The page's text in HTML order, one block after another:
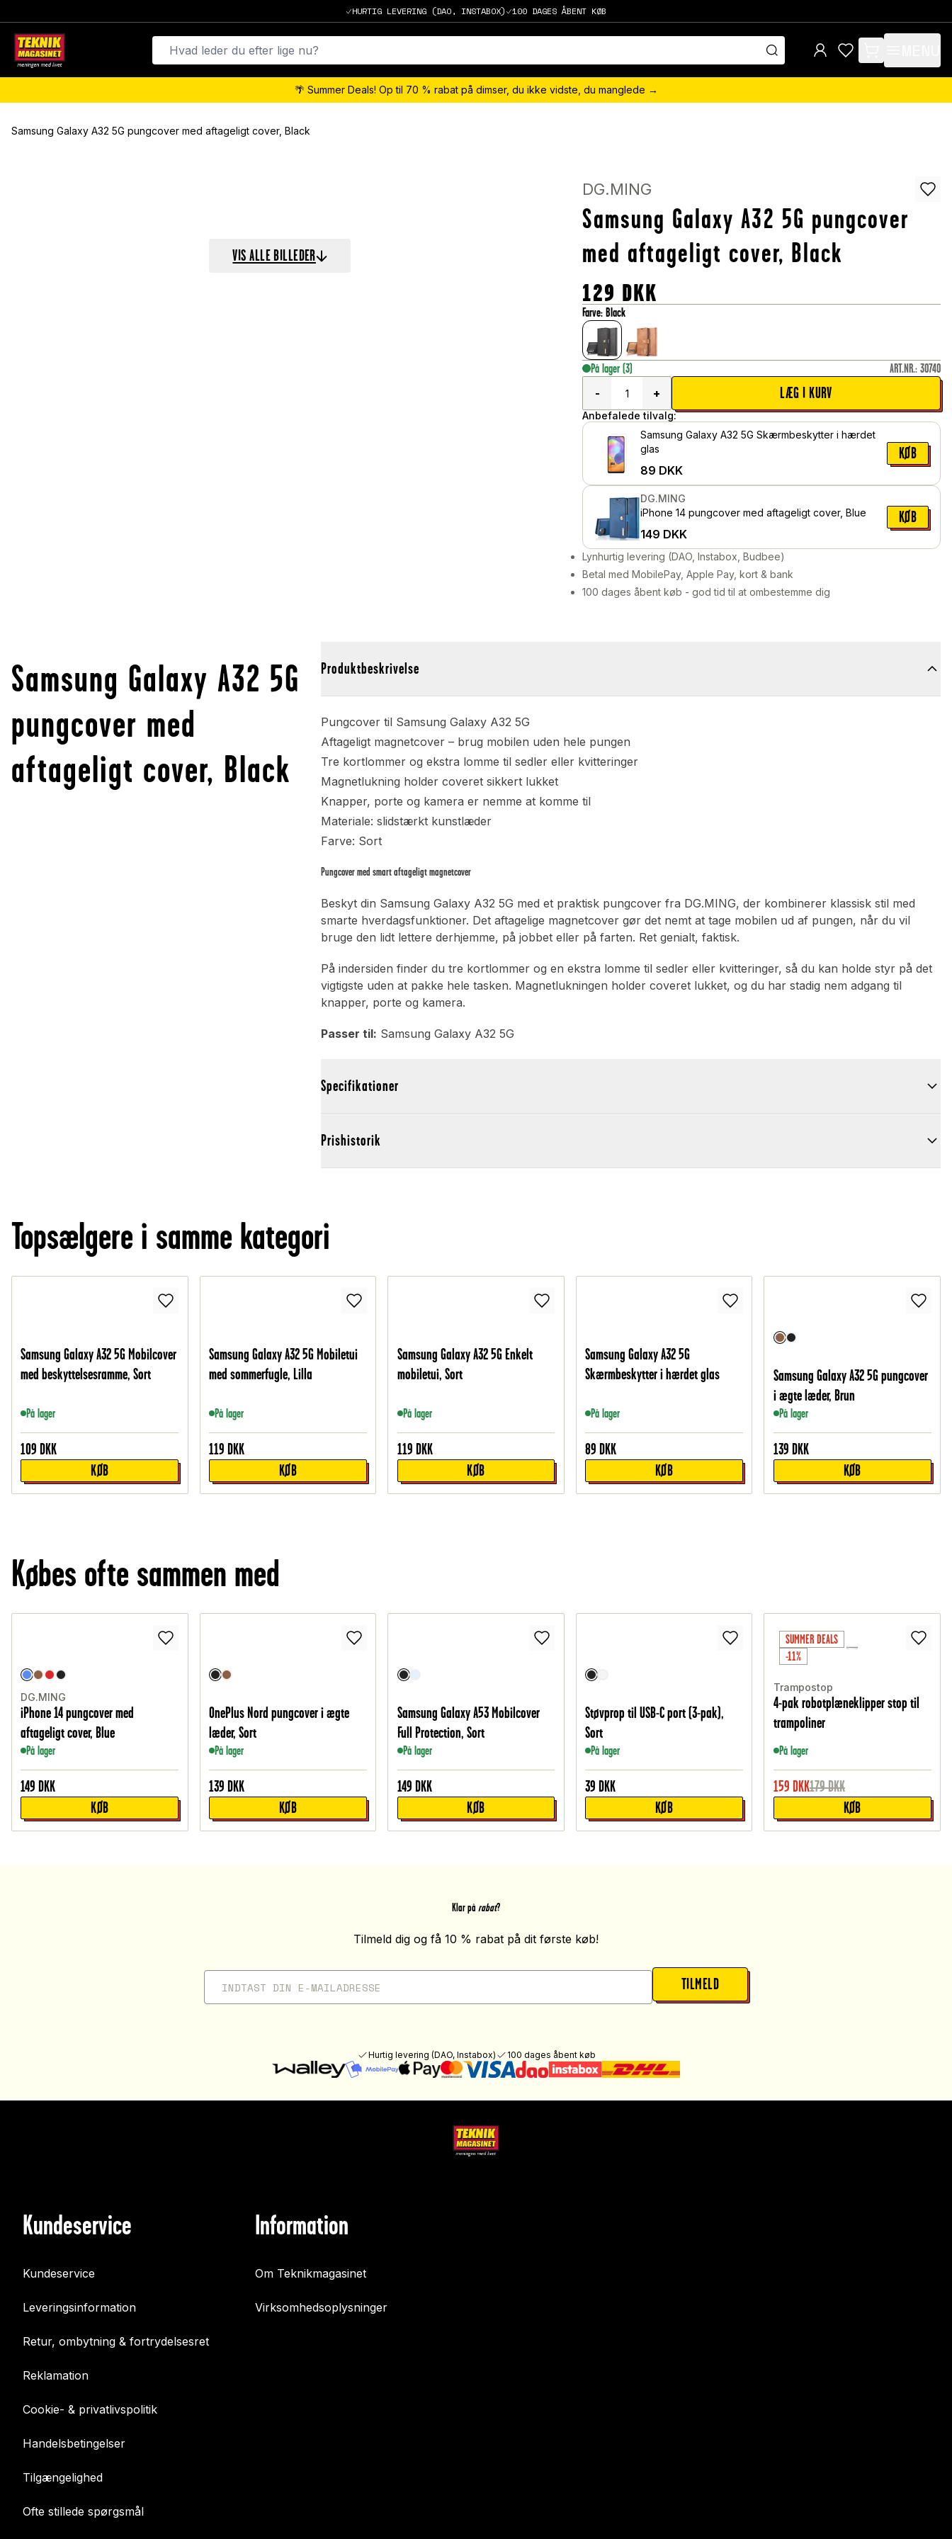
HURTIG LEVERING (DAO, INSTABOX) 100 DAGES ÅBENT KØB
items in cart, view
🌴 Summer Deals! Op til 70 % rabat på dimser, du ikke vidste, du manglede →
Samsung Galaxy A32 5G pungcover med aftageligt cover, Black
VIS ALLE BILLEDER
DG.MING
Samsung Galaxy A32 5G pungcover
med aftageligt cover, Black
129 DKK
Farve: Black
På lager (3) ART.NR.: 30740
-
+ LÆG I KURV
Anbefalede tilvalg:
Samsung Galaxy A32 5G Skærmbeskytter i hærdet
glas
89 DKK
KØB
DG.MING
iPhone 14 pungcover med aftageligt cover, Blue
149 DKK
KØB
Lynhurtig levering (DAO, Instabox, Budbee)
Betal med MobilePay, Apple Pay, kort & bank
100 dages åbent køb - god tid til at ombestemme dig
Samsung Galaxy A32 5G
pungcover med
aftageligt cover, Black
Produktbeskrivelse
Pungcover til Samsung Galaxy A32 5G
Aftageligt magnetcover – brug mobilen uden hele pungen
Tre kortlommer og ekstra lomme til sedler eller kvitteringer
Magnetlukning holder coveret sikkert lukket
Knapper, porte og kamera er nemme at komme til
Materiale: slidstærkt kunstlæder
Farve: Sort
Pungcover med smart aftageligt magnetcover
Beskyt din Samsung Galaxy A32 5G med et praktisk pungcover fra DG.MING, der kombinerer klassisk stil med
smarte hverdagsfunktioner. Det aftagelige magnetcover gør det nemt at tage mobilen ud af pungen, når du vil
bruge den lidt lettere derhjemme, på jobbet eller på farten. Ret genialt, faktisk.
På indersiden finder du tre kortlommer og en ekstra lomme til sedler eller kvitteringer, så du kan holde styr på det
vigtigste uden at pakke hele tasken. Magnetlukningen holder coveret lukket, og du har stadig nem adgang til
knapper, porte og kamera.
Passer til: Samsung Galaxy A32 5G
Specifikationer
Prishistorik
Topsælgere i samme kategori
Samsung Galaxy A32 5G Mobilcover
med beskyttelsesramme, Sort
På lager
109 DKK
KØB
Samsung Galaxy A32 5G Mobiletui
med sommerfugle, Lilla
På lager
119 DKK
KØB
Samsung Galaxy A32 5G Enkelt
mobiletui, Sort
På lager
119 DKK
KØB
Samsung Galaxy A32 5G
Skærmbeskytter i hærdet glas
På lager
89 DKK
KØB
Samsung Galaxy A32 5G pungcover
i ægte læder, Brun
På lager
139 DKK
KØB
Købes ofte sammen med
DG.MING
iPhone 14 pungcover med
aftageligt cover, Blue
På lager
149 DKK
KØB
OnePlus Nord pungcover i ægte
læder, Sort
På lager
139 DKK
KØB
Samsung Galaxy A53 Mobilcover
Full Protection, Sort
På lager
149 DKK
KØB
Støvprop til USB-C port (3-pak),
Sort
På lager
39 DKK
KØB
SUMMER DEALS
-11%
Trampostop
4-pak robotplæneklipper stop til
trampoliner
På lager
159 DKK179DKK
KØB
Klar på rabat?
Tilmeld dig og få 10 % rabat på dit første køb!
TILMELD
Hurtig levering (DAO, Instabox) 100 dages åbent køb
Kundeservice
Kundeservice
Leveringsinformation
Retur, ombytning & fortrydelsesret
Reklamation
Cookie- & privatlivspolitik
Handelsbetingelser
Tilgængelighed
Ofte stillede spørgsmål
Information
Om Teknikmagasinet
Virksomhedsoplysninger